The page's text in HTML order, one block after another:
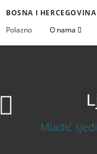
BOSNA I HERCEGOVINA
Polazno
O nama